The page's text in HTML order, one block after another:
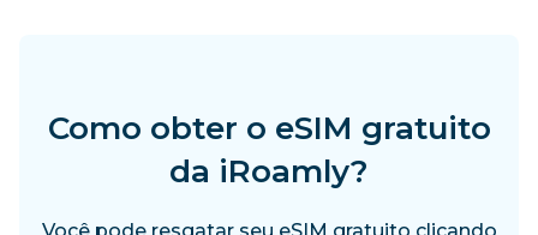
Como obter o eSIM gratuito
da iRoamly?